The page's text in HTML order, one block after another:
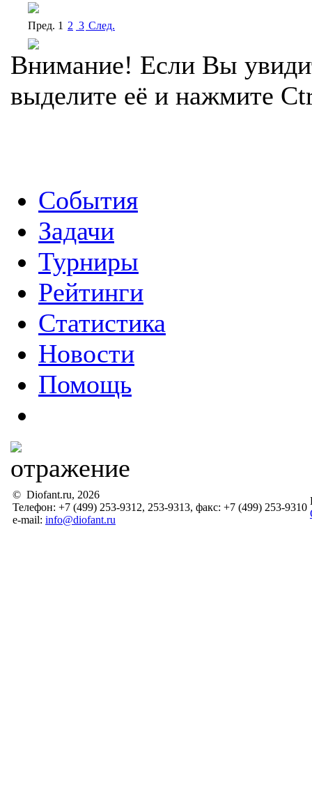
Пред. 1 2 3 Cлед.
Внимание! Если Вы
выделите её и нажмите
События
Задачи
Турниры
Рейтинги
Статистика
Новости
Помощь
© Diofant.ru, 2026
Телефон: +7 (499) 253-9312, 253-9313, факс: +7 (499) 253-9310
e-mail: info@diofant.ru